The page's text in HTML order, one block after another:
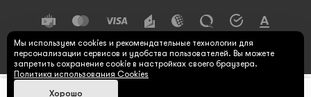
Мы используем cookies и рекомендательные технологии для
персонализации сервисов и удобства пользователей. Вы можете
запретить сохранение cookie в настройках своего браузера.
Политика использования Cookies
Хорошо